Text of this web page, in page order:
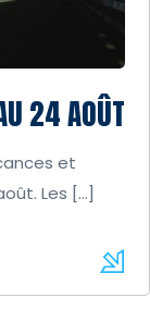
24 AOÛT
et
Les […]